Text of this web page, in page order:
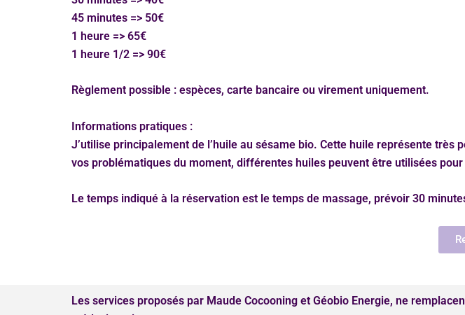
45 minutes => 50€
1 heure => 65€
1 heure 1/2 => 90€
Règlement possible : espèces, carte bancaire ou virement uniquement.
Informations pratiques :
J’utilise principalement de l’huile au sésame bio. Cette huile représente
vos problématiques du moment, différentes huiles peuvent être utilisées
Le temps indiqué à la réservation est le temps de massage, prévoir 30
Les services proposés par Maude Cocooning et Géobio Energie, ne